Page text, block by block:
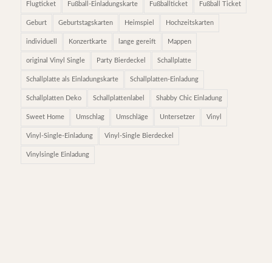
Flugticket Fußball-Einladungskarte Fußballticket Fußball Ticket
Geburt Geburtstagskarten Heimspiel Hochzeitskarten
individuell Konzertkarte lange gereift Mappen
original Vinyl Single Party Bierdeckel Schallplatte
Schallplatte als Einladungskarte Schallplatten-Einladung
Schallplatten Deko Schallplattenlabel Shabby Chic Einladung
Sweet Home Umschlag Umschläge Untersetzer Vinyl
Vinyl-Single-Einladung Vinyl-Single Bierdeckel
Vinylsingle Einladung